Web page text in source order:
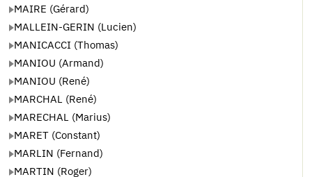
MAIRE (Gérard)
MALLEIN-GERIN (Lucien)
MANICACCI (Thomas)
MANIOU (Armand)
MANIOU (René)
MARCHAL (René)
MARECHAL (Marius)
MARET (Constant)
MARLIN (Fernand)
MARTIN (Roger)